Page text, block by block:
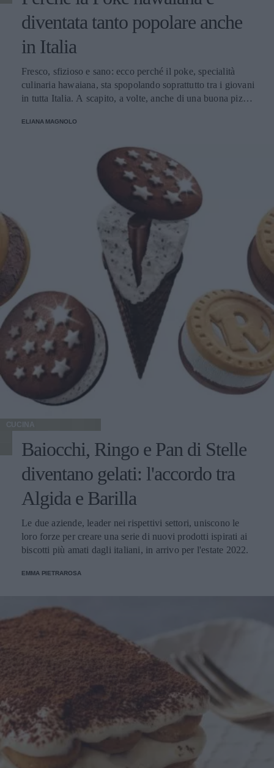
diventata tanto popolare anche
in Italia
Fresco, sfizioso e sano: ecco perché il poke, specialità
culinaria hawaiana, sta spopolando soprattutto tra i giovani
in tutta Italia. A scapito, a volte, anche di una buona pizza.
ELIANA MAGNOLO
CUCINA
Baiocchi, Ringo e Pan di Stelle
diventano gelati: l'accordo tra
Algida e Barilla
Le due aziende, leader nei rispettivi settori, uniscono le
loro forze per creare una serie di nuovi prodotti ispirati ai
biscotti più amati dagli italiani, in arrivo per l'estate 2022.
EMMA PIETRAROSA